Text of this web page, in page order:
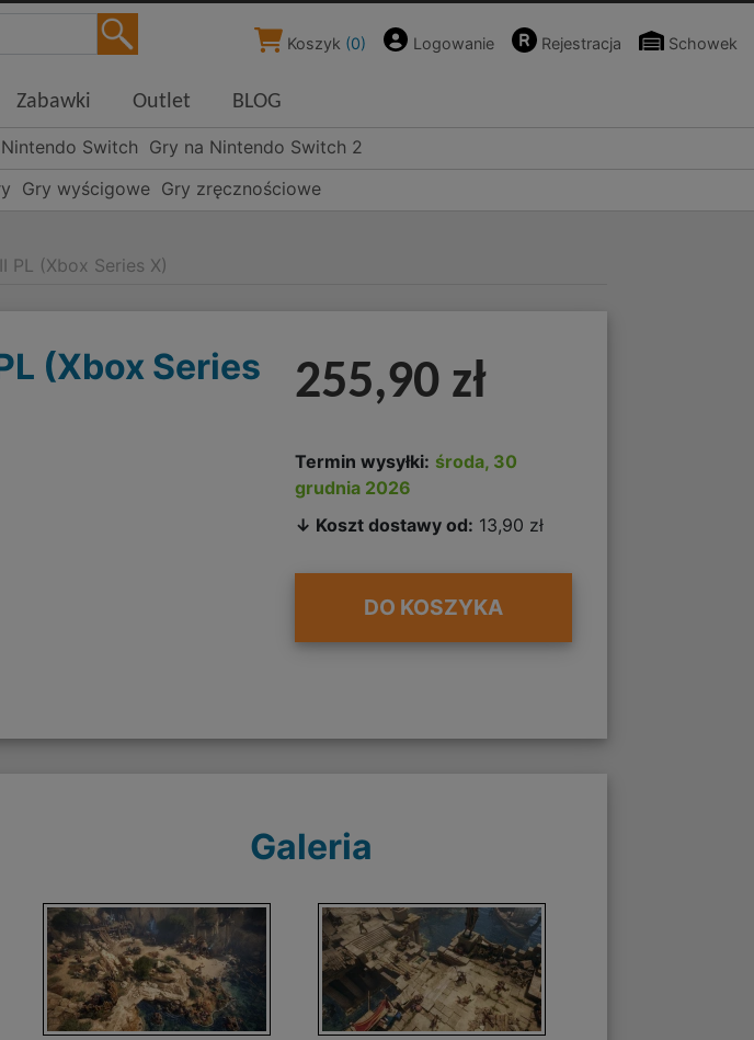
Koszyk (0) Logowanie Rejestracja Schowek
Zabawki Outlet BLOG
Switch Gry na Nintendo Switch 2
Gry wyścigowe Gry zręcznościowe
PL (Xbox Series X)
(Xbox Series
255,90 zł
Termin wysyłki: środa, 30
grudnia 2026
↓ Koszt dostawy od: 13,90 zł
DO KOSZYKA
Galeria